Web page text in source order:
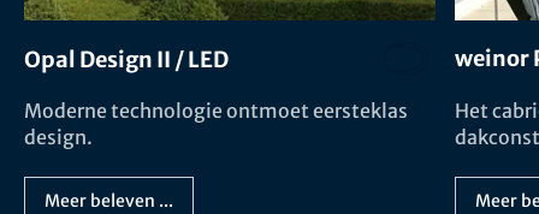
Opal Design II / LED
Moderne technologie ontmoet eersteklas
design.
Meer beleven ...
weinor
Het
Meer